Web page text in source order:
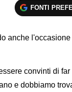
FONTI
anche l'occasione
convinti di far
e dobbiamo